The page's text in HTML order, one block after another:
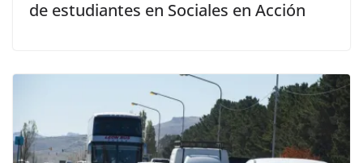
de estudiantes en Sociales en Acción